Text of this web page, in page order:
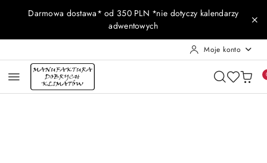
Przejdź do treści głównej
Przejdź do wyszukiwarki
Przejdź do moje konto
Przejdź do menu głównego
Przejdź do opisu produktu
Przejdź do stopki
Darmowa dostawa* od 350 PLN *nie dotyczy kalendarzy
adwentowych
Moje konto